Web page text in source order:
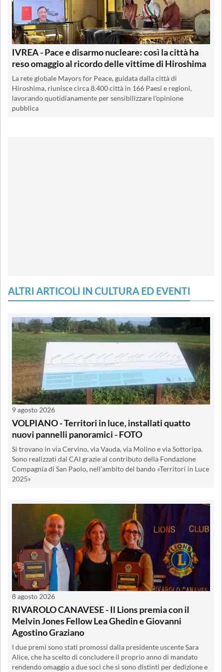
IVREA - Pace e disarmo nucleare: così la città ha
reso omaggio al ricordo delle vittime di Hiroshima
La rete globale Mayors for Peace, guidata dalla città di
Hiroshima, riunisce circa 8.400 città in 166 Paesi e regioni,
lavorando quotidianamente per sensibilizzare l'opinione
pubblica
ALTRI ARTICOLI IN CULTURA ED EVENTI
9 agosto 2026
VOLPIANO - Territori in luce, installati quatto
nuovi pannelli panoramici - FOTO
Si trovano in via Cervino, via Vauda, via Molino e via Sottoripa.
Sono realizzati dal CAI grazie al contributo della Fondazione
Compagnia di San Paolo, nell’ambito del bando «Territori in Luce
2025»
8 agosto 2026
RIVAROLO CANAVESE - Il Lions premia con il
Melvin Jones Fellow Lea Ghedin e Giovanni
Agostino Graziano
I due premi sono stati promossi dalla presidente uscente Sara
Alice, che ha scelto di concludere il proprio anno di mandato
rendendo omaggio a due soci che si sono distinti per dedizione e